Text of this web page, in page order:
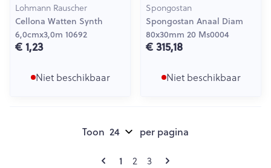
Lohmann Rauscher
Cellona Watten Synth
6,0cmx3,0m 10692
€ 1,23
Niet beschikbaar
Spongostan
Spongostan Anaal Diam
80x30mm 20 Ms0004
€ 315,18
Niet beschikbaar
Pagina's
U lees momenteel pagina
1 Pagina
2 Pagina
3
Toon per pagina